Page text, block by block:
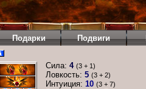
Подарки Подвиги
Сила: 4 (3 + 1)
Ловкость: 5 (3 + 2)
Интуиция: 10 (3 + 7)